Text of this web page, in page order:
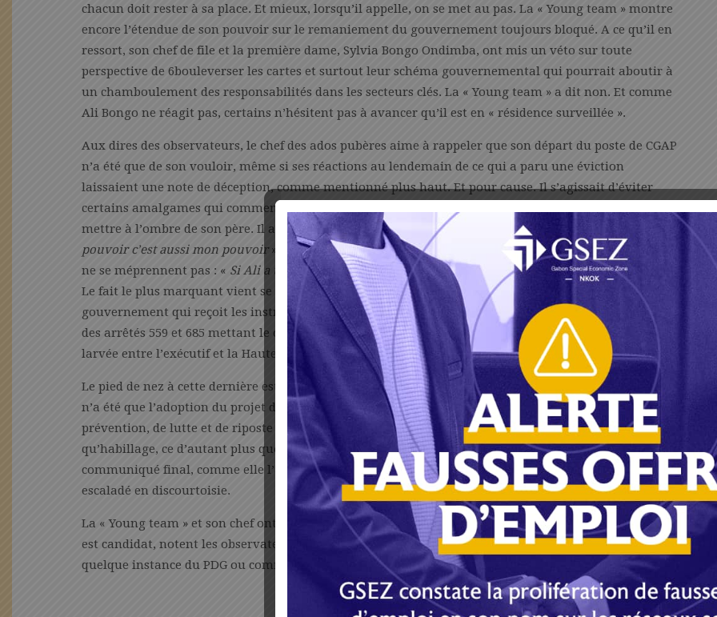
chacun doit rester à sa place. Et mieux, lorsqu’il appelle, on se met au pas. La « Young team » montre
encore l’étendue de son pouvoir sur le remaniement du gouvernement toujours bloqué. A ce qu’il en
ressort, son chef de file et la première dame, Sylvia Bongo Ondimba, ont mis un véto sur toute
perspective de 6bouleverser les cartes et surtout leur schéma gouvernemental qui pourrait aboutir à
un chamboulement des responsabilités dans les secteurs clés. La « Young team » a dit non. Et comme
Ali Bongo ne réagit pas, certains n’hésitent pas à avancer qu’il est en « résidence surveillée ».
Aux dires des observateurs, le chef des ados pubères aime à rappeler que son départ du poste de CGAP
n’a été que de son vouloir, même si ses réactions au lendemain de ce qui a paru une éviction
laissaient une note de déception, comme mentionné plus haut. Et pour cause. Il s’agissait d’éviter
certains amalgames qui commençaient à s’installer sur le président bis. Pour ce faire, il a choisi de se
mettre à l’ombre de son père. Il assume ce que d’aucuns dans le milieu lui attribuent. A savoir : «
pouvoir c’est aussi mon pouvoir» et qu’il est parfois mieux de le gérer par « délégation ». Que les gens
ne se méprennent pas : « Si Ali a un fils, c’est moi, le prince héritier
. » Et il a « carte blanche » sur tout.
Le fait le plus marquant vient se dérouler au mois de décembre dernier, où la « Young team », via le
gouvernement qui reçoit les instructions du prince héritier, a défié la Cour constitutionnelle au sujet
des arrêtés 559 et 685 mettant le chef de l’Etat devant le fait accompli. Elle a déclenché une guerre
larvée entre l’exécutif et la Haute juridiction.
Le pied de nez à cette dernière est ce Conseil des ministres du 3 janvier improvisé où la raison d’être
n’a été que l’adoption du projet de décret portant modification et suppression de certaines mesures de
prévention, de lutte et de riposte contre la propagation de la Covid-19 (…). Le reste n’était
qu’habillage, ce d’autant plus que les ados pubères ont la haute main sur la rédaction du
communiqué final, comme elle l’a eu sur la rédaction du discours des vœux à la nation où Ali Bongo a
escaladé en discourtoisie.
La « Young team » et son chef ont le regard rivé sur l’avenir. Et sur les élections à venir si Ali Bongo
est candidat, notent les observateurs. La gestion de sa campagne ne sera assurée nullement par
quelque instance du PDG ou commission, mais par le « fils ». C’est déjà acté et ce sera comme tel.